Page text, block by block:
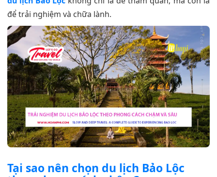
để trải nghiệm và chữa lành.
Tại sao nên chọn du lịch Bảo Lộc